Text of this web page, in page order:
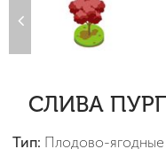
СЛИВА
Тип: Плодово-